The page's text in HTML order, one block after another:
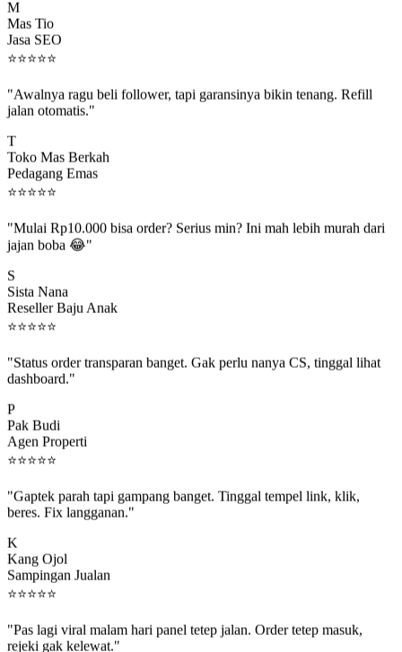
Mas Tio
Jasa SEO
⭐⭐⭐⭐⭐
jalan otomatis."
Toko Mas Berkah
Pedagang Emas
⭐⭐⭐⭐⭐
jajan boba 😂"
Sista Nana
Reseller Baju Anak
⭐⭐⭐⭐⭐
dashboard."
Pak Budi
Agen Properti
⭐⭐⭐⭐⭐
beres. Fix langganan."
Kang Ojol
Sampingan Jualan
⭐⭐⭐⭐⭐
rejeki gak kelewat."